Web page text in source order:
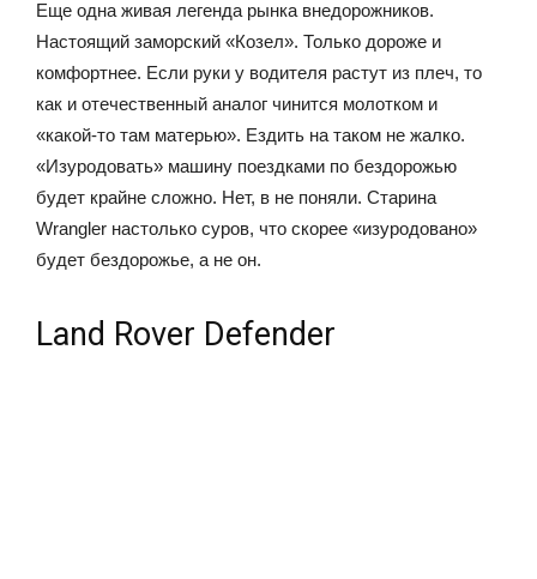
Еще одна живая легенда рынка внедорожников.
Настоящий заморский «Козел». Только дороже и
комфортнее. Если руки у водителя растут из плеч, то
как и отечественный аналог чинится молотком и
«какой-то там матерью». Ездить на таком не жалко.
«Изуродовать» машину поездками по бездорожью
будет крайне сложно. Нет, в не поняли. Старина
Wrangler настолько суров, что скорее «изуродовано»
будет бездорожье, а не он.
Land Rover Defender